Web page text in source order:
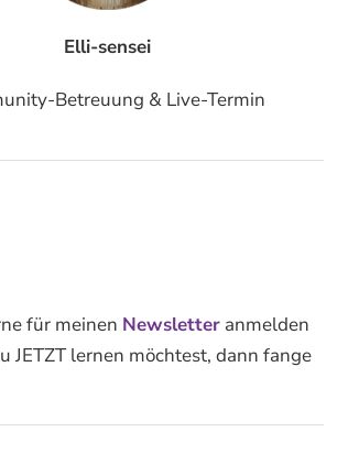
Elli-sensei
Betreuung & Live-Termin
für meinen Newsletteranmelden
JETZT lernen möchtest, dann fange